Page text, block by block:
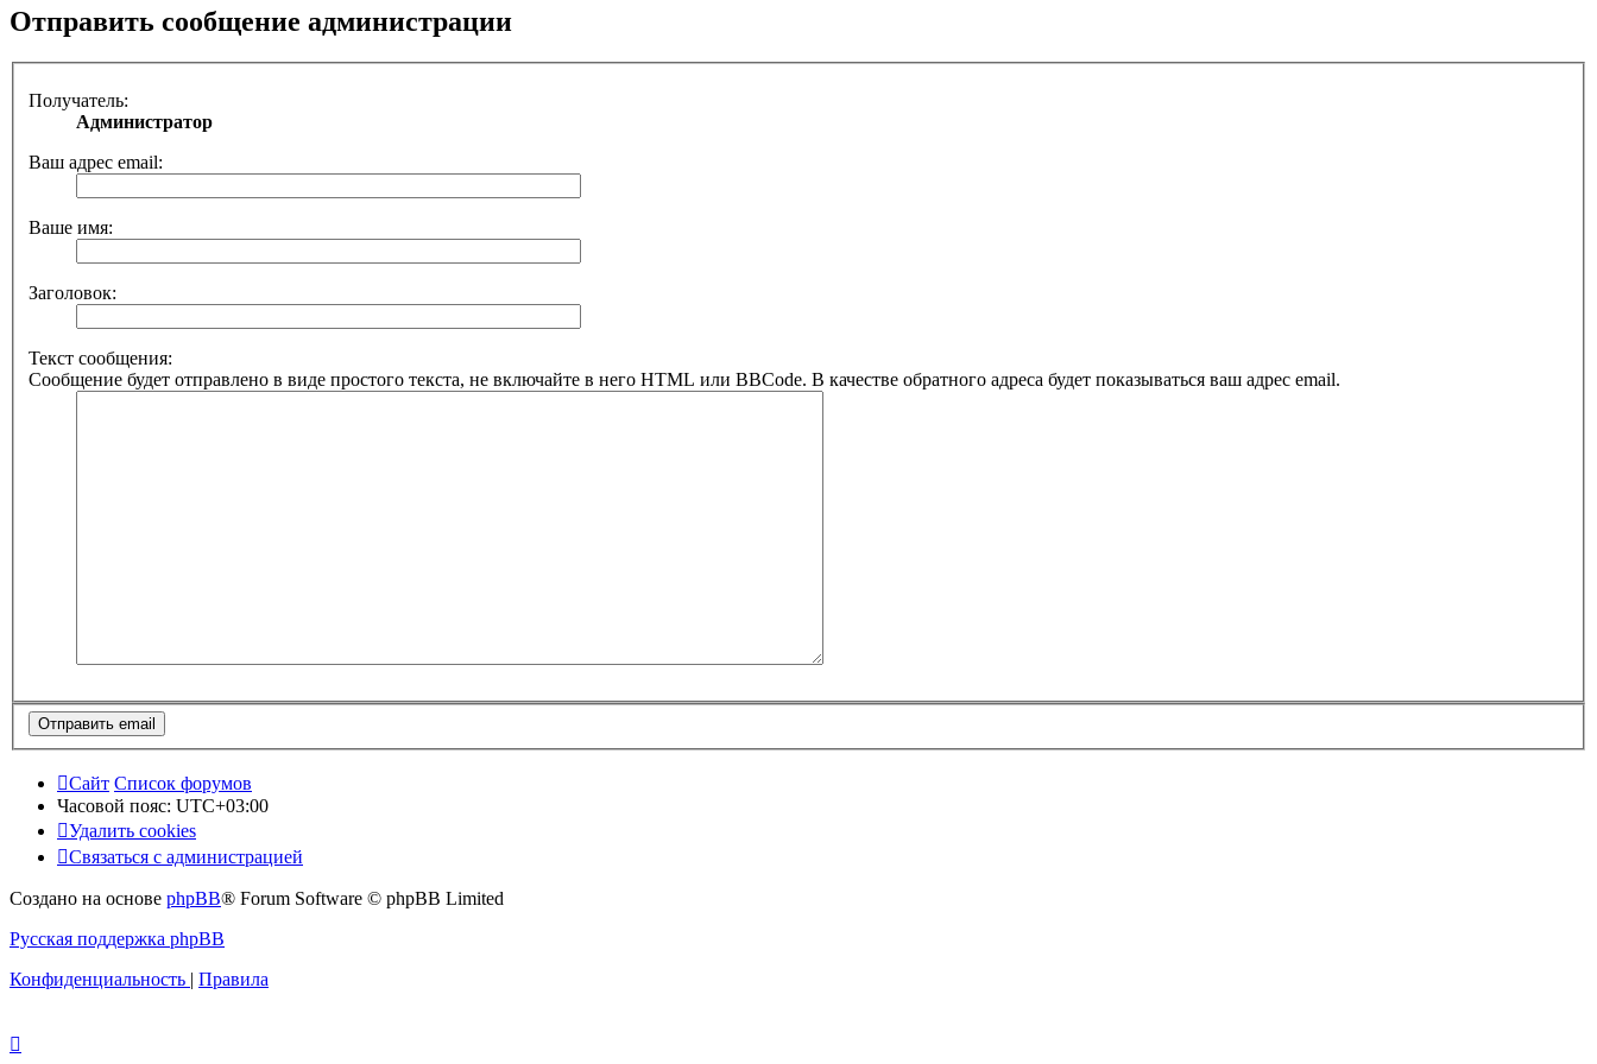
Отправить сообщение администрации
Получатель:
Администратор
Ваш адрес email:
Ваше имя:
Заголовок:
Текст сообщения:
Сообщение будет отправлено в виде простого текста, не включайте в него HTML или BBCode. В качестве обратного адреса будет показываться ваш адрес email.
Сайт Список форумов
Часовой пояс: UTC+03:00
Удалить cookies
Связаться с администрацией
Создано на основе phpBB® Forum Software © phpBB Limited
Русская поддержка phpBB
Конфиденциальность
Правила